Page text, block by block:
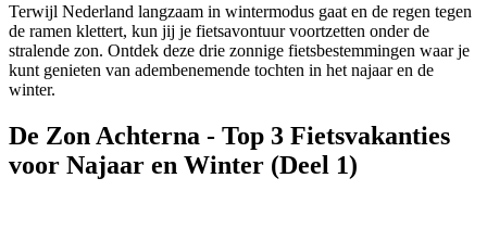
Terwijl Nederland langzaam in wintermodus gaat en de regen tegen
de ramen klettert, kun jij je fietsavontuur voortzetten onder de
stralende zon. Ontdek deze drie zonnige fietsbestemmingen waar je
kunt genieten van adembenemende tochten in het najaar en de
winter.
De Zon Achterna - Top 3 Fietsvakanties
voor Najaar en Winter (Deel 1)